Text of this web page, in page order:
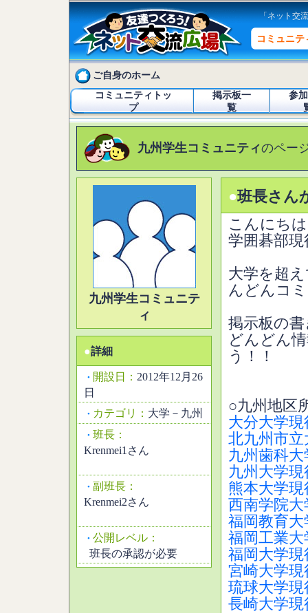
「ネット交
コミュニテ
ご自身のホーム
コミュニティトッ
プ
掲示板一
覧
参
九州学生コミュニティのペー
九州学生コミュニテ
ィ
●詳細
・ 開設日： 2012年12月26
日
・ カテゴリ： 大学－九州
・ 班長：
Krenmei1さん
・ 副班長：
Krenmei2さん
・ 公開レベル：
班長の承認が必要
●班長さん
こんにち
学囲碁部
大学を超
んどんコ
掲示板の
どんどん
う！！
○九州地区
大分大学
北九州市
九州歯科
九州大学
熊本大学
西南学院
福岡教育
福岡工業
福岡大学
宮崎大学
琉球大学
長崎大学